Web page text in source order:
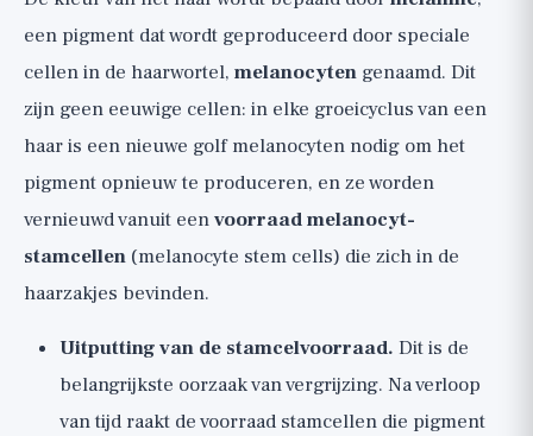
een pigment dat wordt geproduceerd door speciale
cellen in de haarwortel, melanocyten genaamd. Dit
zijn geen eeuwige cellen: in elke groeicyclus van een
haar is een nieuwe golf melanocyten nodig om het
pigment opnieuw te produceren, en ze worden
vernieuwd vanuit eenvoorraad melanocyt-
stamcellen (melanocyte stem cells) die zich in de
haarzakjes bevinden.
Uitputting van de stamcelvoorraad. Dit is de
belangrijkste oorzaak van vergrijzing. Na verloop
van tijd raakt de voorraad stamcellen die pigment